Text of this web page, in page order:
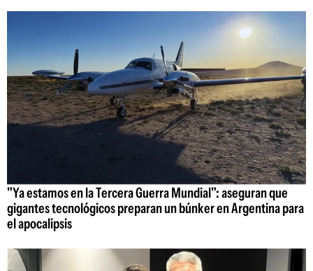
"Ya estamos en la Tercera Guerra Mundial": aseguran que
gigantes tecnológicos preparan un búnker en Argentina para
el apocalipsis